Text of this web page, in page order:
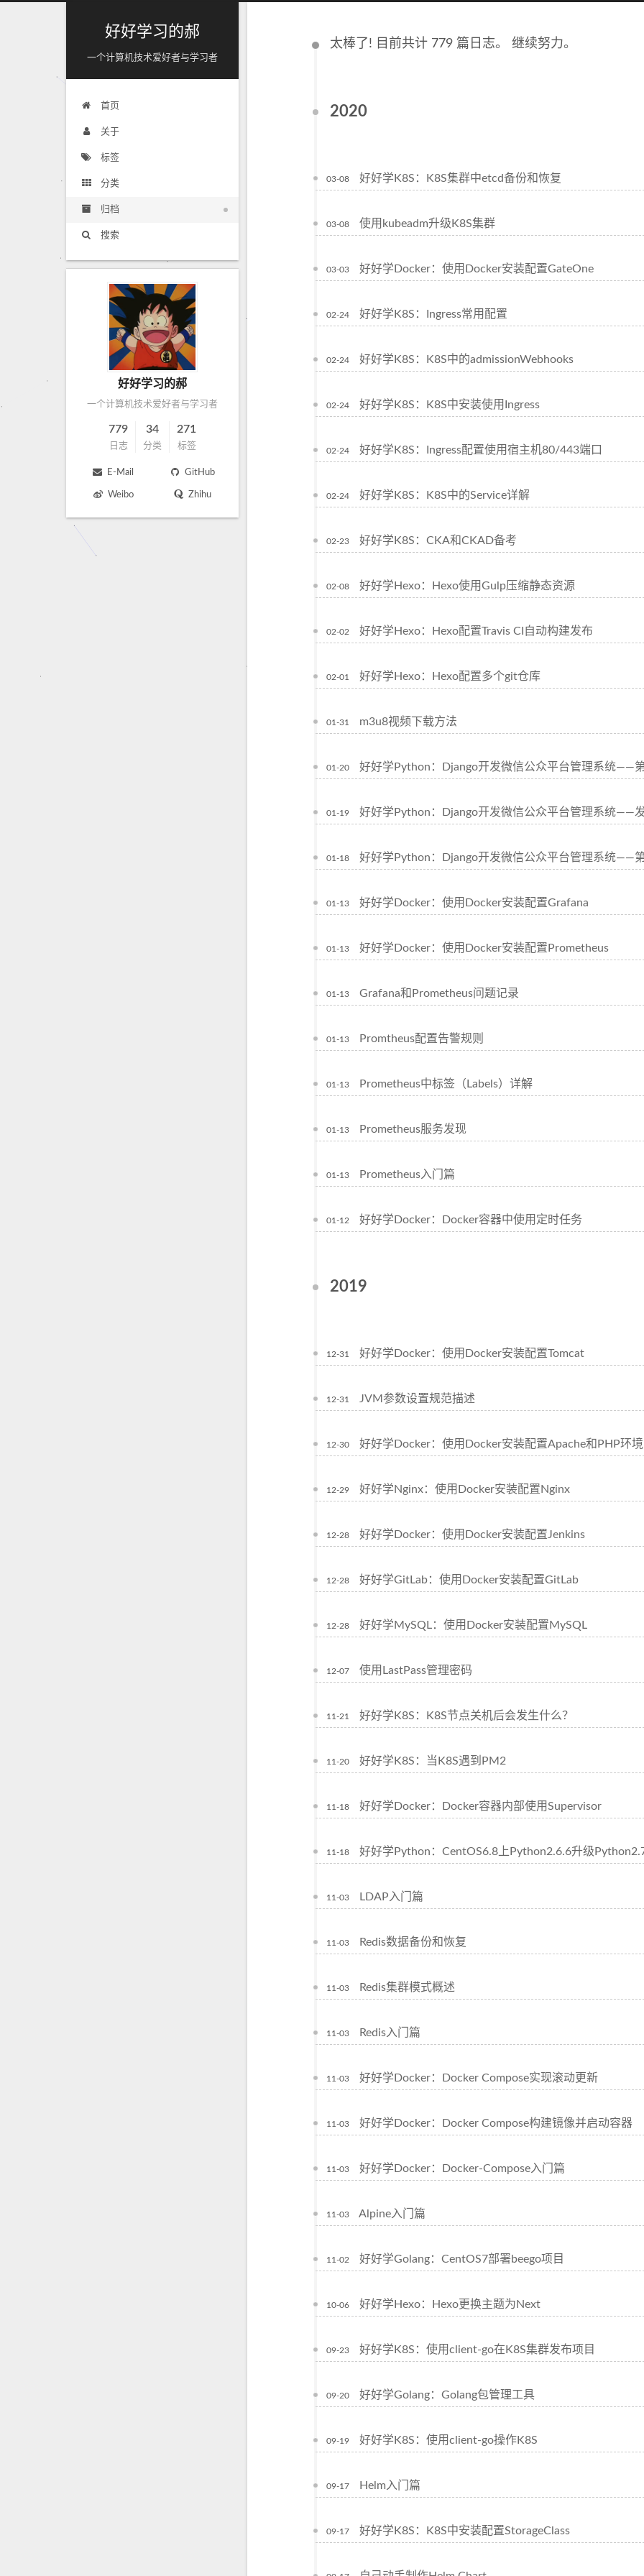
好好学习的郝
一个计算机技术爱好者与学习者
首页
关于
标签
分类
归档
搜索
太棒了! 目前共计 779 篇日志。 继续努力。
2020
03-08 好好学K8S：K8S集群中etcd备份和恢复
03-08 使用kubeadm升级K8S集群
03-03 好好学Docker：使用Docker安装配置GateOne
02-24 好好学K8S：Ingress常用配置
02-24 好好学K8S：K8S中的admissionWebhooks
02-24 好好学K8S：K8S中安装使用Ingress
02-24 好好学K8S：Ingress配置使用宿主机80/443端口
02-24 好好学K8S：K8S中的Service详解
02-23 好好学K8S：CKA和CKAD备考
02-08 好好学Hexo：Hexo使用Gulp压缩静态资源
02-02 好好学Hexo：Hexo配置Travis CI自动构建发布
02-01 好好学Hexo：Hexo配置多个git仓库
01-31 m3u8视频下载方法
01-20 好好学Python：Django开发微信公众平台管理系统——
01-19 好好学Python：Django开发微信公众平台管理系统——
01-18 好好学Python：Django开发微信公众平台管理系统——
01-13 好好学Docker：使用Docker安装配置Grafana
01-13 好好学Docker：使用Docker安装配置Prometheus
01-13 Grafana和Prometheus问题记录
01-13 Promtheus配置告警规则
01-13 Prometheus中标签（Labels）详解
01-13 Prometheus服务发现
01-13 Prometheus入门篇
01-12 好好学Docker：Docker容器中使用定时任务
2019
12-31 好好学Docker：使用Docker安装配置Tomcat
12-31 JVM参数设置规范描述
12-30 好好学Docker：使用Docker安装配置Apache和PHP环
12-29 好好学Nginx：使用Docker安装配置Nginx
12-28 好好学Docker：使用Docker安装配置Jenkins
12-28 好好学GitLab：使用Docker安装配置GitLab
12-28 好好学MySQL：使用Docker安装配置MySQL
12-07 使用LastPass管理密码
11-21 好好学K8S：K8S节点关机后会发生什么？
11-20 好好学K8S：当K8S遇到PM2
11-18 好好学Docker：Docker容器内部使用Supervisor
11-18 好好学Python：CentOS6.8上Python2.6.6升级
11-03 LDAP入门篇
11-03 Redis数据备份和恢复
11-03 Redis集群模式概述
11-03 Redis入门篇
11-03 好好学Docker：Docker Compose实现滚动更新
11-03 好好学Docker：Docker Compose构建镜像并启动容器
11-03 好好学Docker：Docker-Compose入门篇
11-03 Alpine入门篇
11-02 好好学Golang：CentOS7部署beego项目
10-06 好好学Hexo：Hexo更换主题为Next
09-23 好好学K8S：使用client-go在K8S集群发布项目
09-20 好好学Golang：Golang包管理工具
09-19 好好学K8S：使用client-go操作K8S
09-17 Helm入门篇
09-17 好好学K8S：K8S中安装配置StorageClass
好好学习的郝
一个计算机技术爱好者与学习者
779
日志
34
分类
271
标签
E-Mail GitHub
Weibo Zhihu